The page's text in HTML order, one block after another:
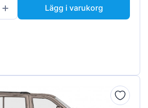
Lägg i varukorg